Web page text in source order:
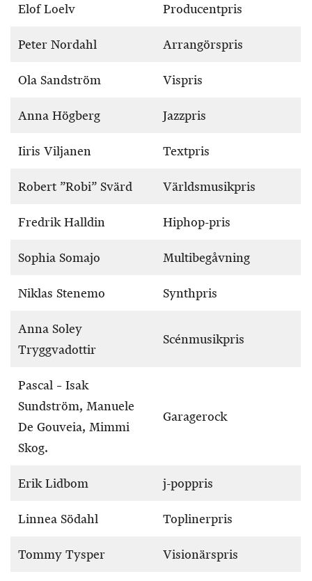
Elof Loelv Producentpris
Peter Nordahl Arrangörspris
Ola Sandström Vispris
Anna Högberg Jazzpris
Iiris Viljanen Textpris
Robert ”Robi” Svärd Världsmusikpris
Fredrik Halldin Hiphop-pris
Sophia Somajo Multibegåvning
Niklas Stenemo Synthpris
Anna Soley
Tryggvadottir
Scénmusikpris
Pascal – Isak
Sundström, Manuele
De Gouveia, Mimmi
Skog.
Garagerock
Erik Lidbom j-poppris
Linnea Södahl Toplinerpris
Tommy Tysper Visionärspris